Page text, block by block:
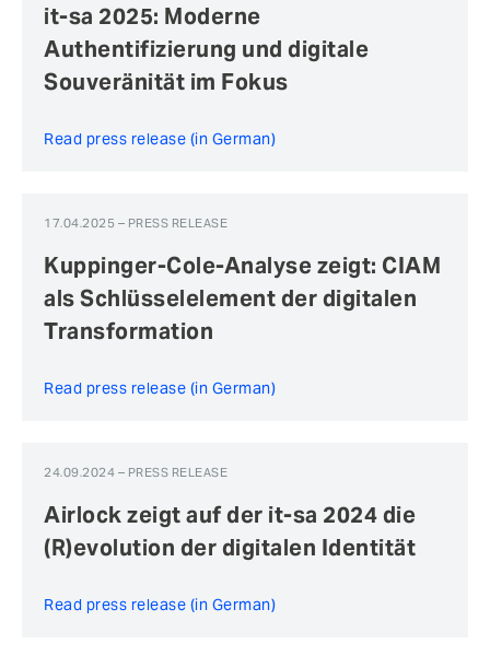
it-sa 2025: Moderne
Authentifizierung und digitale
Souveränität im Fokus
Read press release (in German)
17.04.2025 – PRESS RELEASE
Kuppinger-Cole-Analyse zeigt: CIAM
als Schlüsselelement der digitalen
Transformation
Read press release (in German)
24.09.2024 – PRESS RELEASE
Airlock zeigt auf der it-sa 2024 die
(R)evolution der digitalen Identität
Read press release (in German)